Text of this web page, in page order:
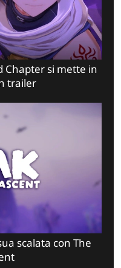
Chapter si mette in
trailer
scalata con The